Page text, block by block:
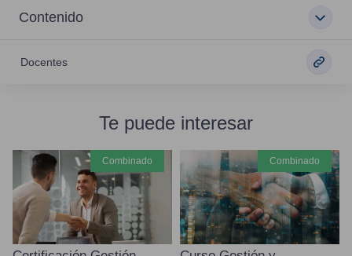
Contenido
Docentes
Te puede interesar
combinado combinado